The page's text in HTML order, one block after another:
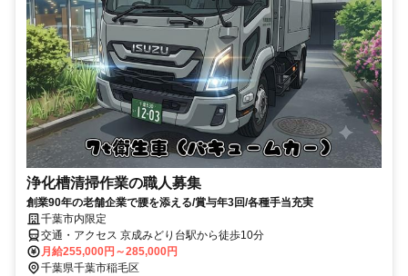
浄化槽清掃作業の職人募集
創業90年の老舗企業で腰を添える/賞与年3回/各種手当充実
千葉市内限定
交通・アクセス 京成みどり台駅から徒歩10分
月給255,000円～285,000円
千葉県千葉市稲毛区